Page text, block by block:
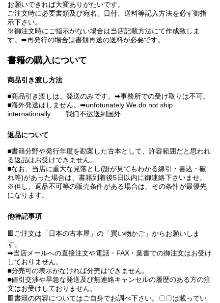
お願いできれば大変ありがたいです。
ご注文時に必要書類及び宛名、日付、送料等記入方法を必ず御指
示下さい。
※御注文時にご指示がない場合は当店記載方法にて作成致しま
す。➡再発行の場合は書類再送の送料が必要です。
書籍の購入について
商品引き渡し方法
■商品引き渡しは、発送のみです。➡事務所での受け取りは不可。
■海外発送はしません。➡unfotunately We do not ship
internationally. 我们不运送到国外
返品について
■書籍分野や発行年度を勘案した古本として、許容範囲だと思われ
る返品はお受けできません。
■なお、当店に重大な見落とし(誰が見てもわかる線引・書込・破
れ等)があった場合は、書籍到着後5日以内に御連絡下さいませ。
※但し、返品不可等の販売条件がある場合は、その条件が最優先
になります。
他特記事項
🟥ご注文は「日本の古本屋」の「買い物かご」からお願いしま
す。
➡当店メールへの直接注文や電話・FAX・葉書での御注文はお受け
しておりません。
■分売可の表示がなければ分売はできません。
■値引交渉や早急な発送及び無連絡キャンセルの履歴のある方の注
文はお受けしておりません。
🟥書籍の内容についてはご自身でお調べ下さい。〇〇は載ってい